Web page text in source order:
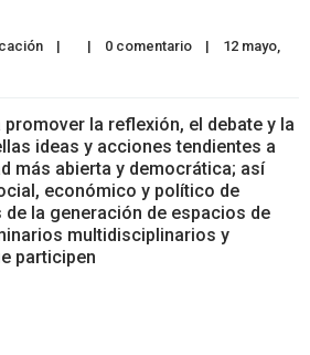
| | 0 comentario |
12 mayo,
la reflexión, el debate y la
ideas y acciones tendientes a
más abierta y democrática; así
económico y político de
la generación de espacios de
multidisciplinarios y
participen